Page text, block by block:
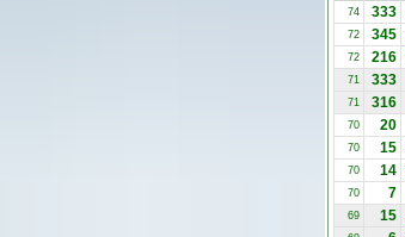
74 333
72 345
72 216
71 333
71 316
70 20
70 15
70 14
70 7
69 15